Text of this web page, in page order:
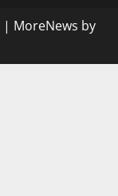
| MoreNews by